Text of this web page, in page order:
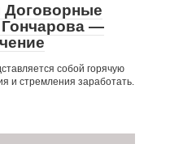
Договорные
—
собой горячую
и стремления заработать.